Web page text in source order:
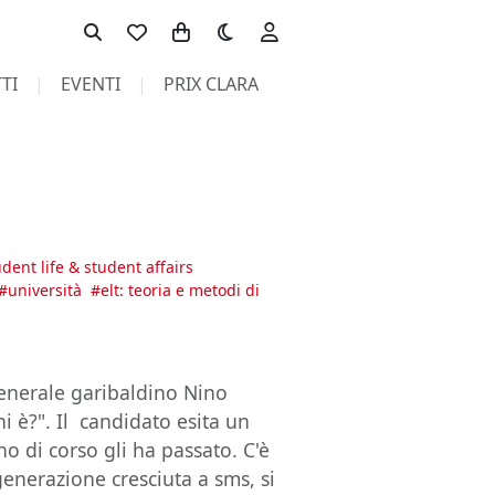
Toggle theme
EVENTI PRIX CLARA
life & student affairs
università #elt: teoria e metodi di
garibaldino Nino
è?". Il candidato esita un
di corso gli ha passato. C'è
cresciuta a sms, si